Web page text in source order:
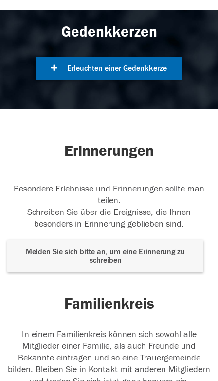
Gedenkkerzen
Erleuchten einer Gedenkkerze
Erinnerungen
Besondere Erlebnisse und Erinnerungen sollte man
teilen.
Schreiben Sie über die Ereignisse, die Ihnen
besonders in Erinnerung geblieben sind.
Melden Sie sich bitte an, um eine Erinnerung zu
schreiben
Familienkreis
In einem Familienkreis können sich sowohl alle
Mitglieder einer Familie, als auch Freunde und
Bekannte eintragen und so eine Trauergemeinde
bilden. Bleiben Sie in Kontakt mit anderen Mitgliedern